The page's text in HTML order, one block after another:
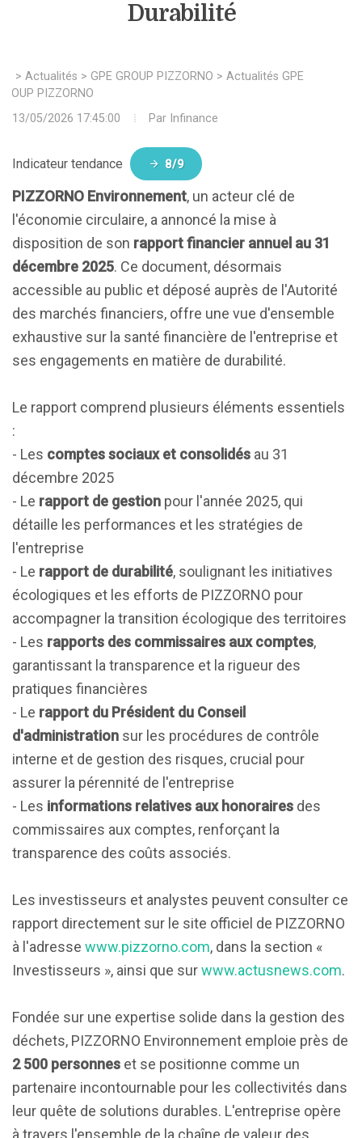
Durabilité
> Actualités > GPE GROUP PIZZORNO > Actualités GPE
PIZZORNO
13/05/2026 17:45:00
Par Infinance
Indicateur tendance 8/9
PIZZORNO Environnement, un acteur clé de
l'économie circulaire, a annoncé la mise à
disposition de son rapport financier annuel au 31
décembre 2025. Ce document, désormais
accessible au public et déposé auprès de l'Autorité
des marchés financiers, offre une vue d'ensemble
exhaustive sur la santé financière de l'entreprise et
ses engagements en matière de durabilité.
Le rapport comprend plusieurs éléments essentiels
:
- Les comptes sociaux et consolidés au 31
décembre 2025
- Le rapport de gestion pour l'année 2025, qui
détaille les performances et les stratégies de
l'entreprise
- Le rapport de durabilité, soulignant les initiatives
écologiques et les efforts de PIZZORNO pour
accompagner la transition écologique des territoires
- Les rapports des commissaires aux comptes,
garantissant la transparence et la rigueur des
pratiques financières
- Le rapport du Président du Conseil
d'administration sur les procédures de contrôle
interne et de gestion des risques, crucial pour
assurer la pérennité de l'entreprise
- Les informations relatives aux honoraires des
commissaires aux comptes, renforçant la
transparence des coûts associés.
Les investisseurs et analystes peuvent consulter ce
rapport directement sur le site officiel de PIZZORNO
à l'adresse www.pizzorno.com, dans la section «
Investisseurs », ainsi que surwww.actusnews.com.
Fondée sur une expertise solide dans la gestion des
déchets, PIZZORNO Environnement emploie près de
2 500 personnes et se positionne comme un
partenaire incontournable pour les collectivités dans
leur quête de solutions durables. L'entreprise opère
à travers l'ensemble de la chaîne de valeur des